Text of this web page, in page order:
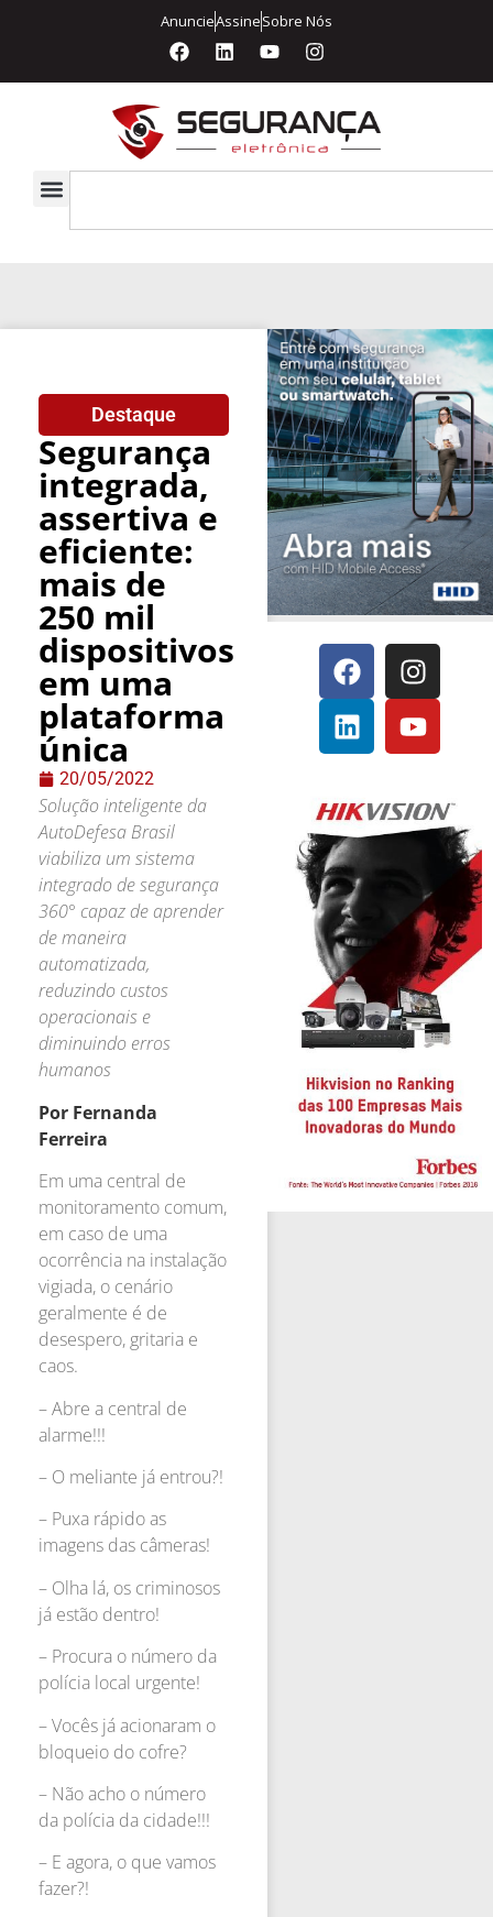
AnuncieAssineSobre Nós
Destaque
Segurança
integrada,
assertiva e
eficiente:
mais de
250 mil
dispositivos
em uma
plataforma
única
20/05/2022
Solução inteligente da
AutoDefesa Brasil
viabiliza um sistema
integrado de segurança
360° capaz de aprender
de maneira
automatizada,
reduzindo custos
operacionais e
diminuindo erros
humanos
Por Fernanda
Ferreira
Em uma central de
monitoramento comum,
em caso de uma
ocorrência na instalação
vigiada, o cenário
geralmente é de
desespero, gritaria e
caos.
– Abre a central de
alarme!!!
– O meliante já entrou?!
– Puxa rápido as
imagens das câmeras!
– Olha lá, os criminosos
já estão dentro!
– Procura o número da
polícia local urgente!
– Vocês já acionaram o
bloqueio do cofre?
– Não acho o número
da polícia da cidade!!!
– E agora, o que vamos
fazer?!